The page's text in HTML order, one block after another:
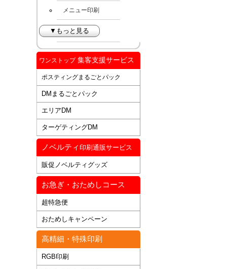
メニュー印刷
▼もっと見る
ワンストップ集客支援サービス
ポスティングまるごとパック
DMまるごとパック
エリアDM
ターゲティングDM
ノベルティ 印刷通販サービス
販促ノベルティグッズ
お急ぎ・おためしコース
超特急便
おためしキャンペーン
高精細・特殊印刷
RGB印刷